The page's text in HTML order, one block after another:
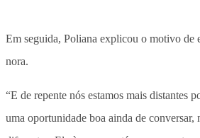
Em seguida, Poliana explicou o motivo de
nora.
“E de repente nós estamos mais distantes
uma oportunidade boa ainda de conversar,